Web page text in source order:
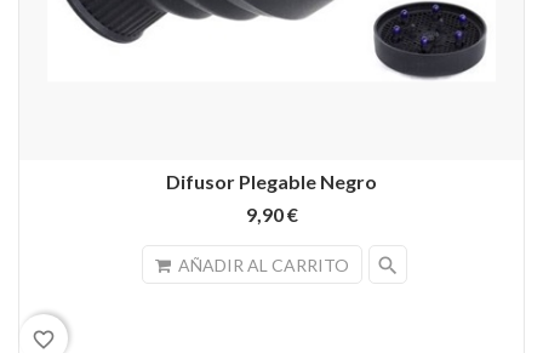
Difusor Plegable Negro
9,90 €
AÑADIR AL CARRITO search
favorite_border